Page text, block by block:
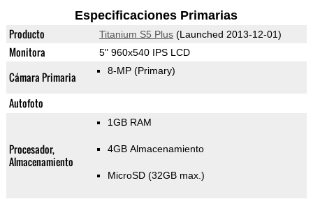
Especificaciones Primarias
Producto Titanium S5 Plus(Launched 2013-12-01)
Monitora 5" 960x540 IPS LCD
Cámara Primaria 8-MP (Primary)
Autofoto
Procesador,
Almacenamiento
1GB RAM
4GB Almacenamiento
MicroSD (32GB max.)